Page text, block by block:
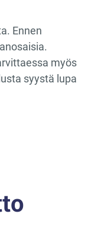
Ennen
myös
syystä lupa